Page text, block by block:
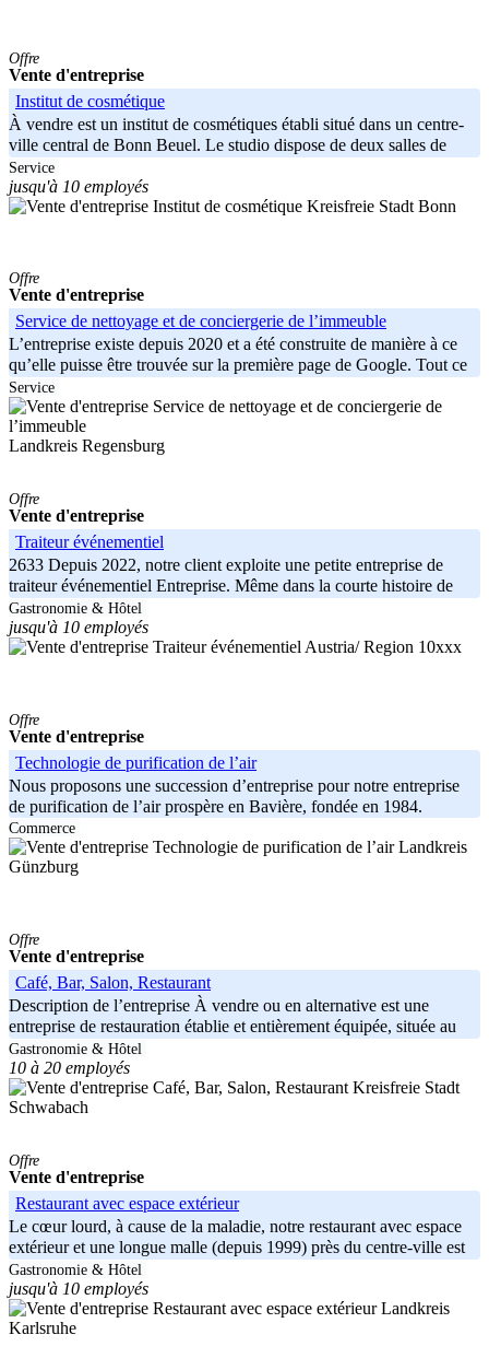
Offre
Vente d'entreprise
Institut de cosmétique
À vendre est un institut de cosmétiques établi situé dans un centre-
ville central de Bonn Beuel. Le studio dispose de deux salles de
Service
jusqu'à 10 employés
Kreisfreie Stadt Bonn
Offre
Vente d'entreprise
Service de nettoyage et de conciergerie de l’immeuble
L’entreprise existe depuis 2020 et a été construite de manière à ce
qu’elle puisse être trouvée sur la première page de Google. Tout ce
Service
Landkreis Regensburg
Offre
Vente d'entreprise
Traiteur événementiel
2633 Depuis 2022, notre client exploite une petite entreprise de
traiteur événementiel Entreprise. Même dans la courte histoire de
Gastronomie & Hôtel
jusqu'à 10 employés
Austria/ Region 10xxx
Offre
Vente d'entreprise
Technologie de purification de l’air
Nous proposons une succession d’entreprise pour notre entreprise
de purification de l’air prospère en Bavière, fondée en 1984.
Clients de
Commerce
Landkreis
Günzburg
Offre
Vente d'entreprise
Café, Bar, Salon, Restaurant
Description de l’entreprise À vendre ou en alternative est une
entreprise de restauration établie et entièrement équipée, située au
centre
Gastronomie & Hôtel
10 à 20 employés
Kreisfreie Stadt
Schwabach
Offre
Vente d'entreprise
Restaurant avec espace extérieur
Le cœur lourd, à cause de la maladie, notre restaurant avec espace
extérieur et une longue malle (depuis 1999) près du centre-ville est
Gastronomie & Hôtel
jusqu'à 10 employés
Landkreis
Karlsruhe